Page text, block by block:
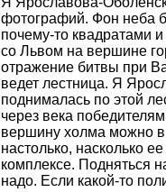
фотографий. Фон неба
почему-то квадратами и
со Львом на вершине
отражение битвы при
ведет лестница. Я
поднималась по этой
через века
вершину холма можно
настолько, насколько
комплексе. Подняться
надо. Если какой-то